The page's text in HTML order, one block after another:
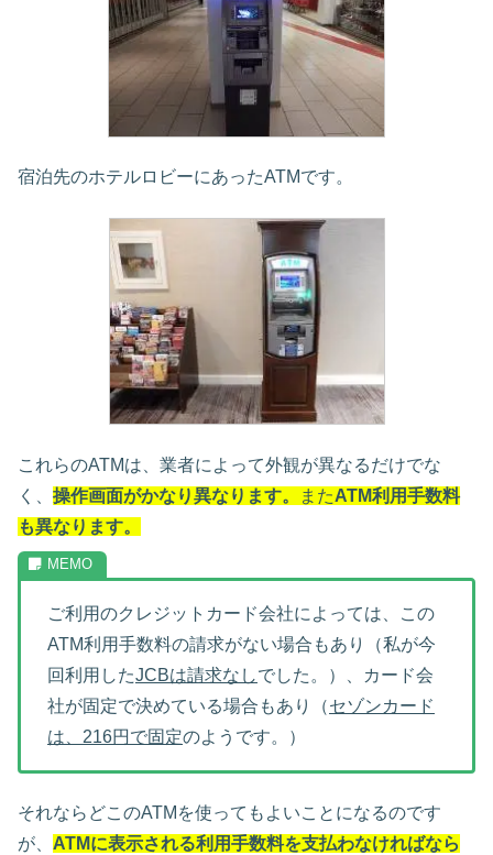
宿泊先のホテルロビーにあったATMです。
これらのATMは、業者によって外観が異なるだけでな
く、 操作画面がかなり異なります。 またATM利用手数料
も異なります。
ご利用のクレジットカード会社によっては、この
ATM利用手数料の請求がない場合もあり（私が今
回利用したJCBは請求なしでした。）、カード会
社が固定で決めている場合もあり（セゾンカード
は、216円で固定のようです。）
それならどこのATMを使ってもよいことになるのです
が、 ATMに表示される利用手数料を支払わなければなら